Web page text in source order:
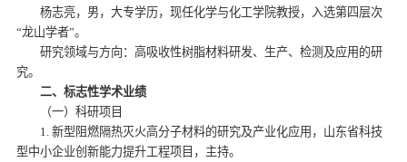
杨志亮，男，大专学历，现任化学与化工学院教授，入选第四层次
“龙山学者”。
研究领域与方向：高吸收性树脂材料研发、生产、检测及应用的研
究。
二、标志性学术业绩
（一）科研项目
1. 新型阻燃隔热灭火高分子材料的研究及产业化应用，山东省科技
型中小企业创新能力提升工程项目， 主持。